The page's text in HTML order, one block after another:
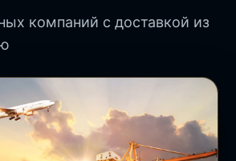
компаний с доставкой из